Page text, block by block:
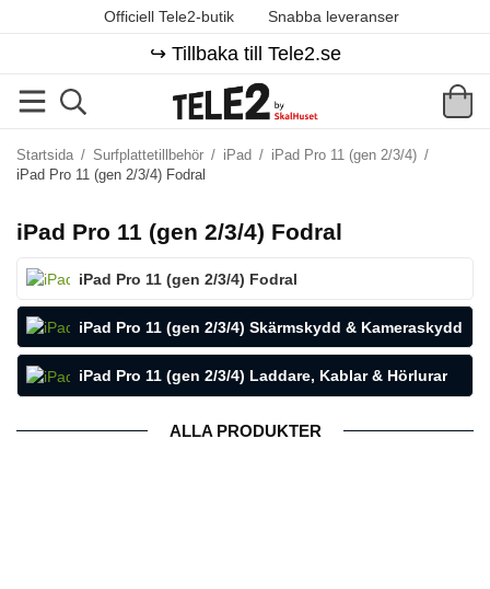
Officiell Tele2-butik Snabba leveranser
↪️ Tillbaka till Tele2.se
Startsida / Surfplattetillbehör / iPad / iPad Pro 11 (gen 2/3/4) /
iPad Pro 11 (gen 2/3/4) Fodral
iPad Pro 11 (gen 2/3/4) Fodral
iPad Pro 11 (gen 2/3/4) Fodral
iPad Pro 11 (gen 2/3/4) Skärmskydd & Kameraskydd
iPad Pro 11 (gen 2/3/4) Laddare, Kablar & Hörlurar
ALLA PRODUKTER